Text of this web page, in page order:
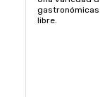
libre.